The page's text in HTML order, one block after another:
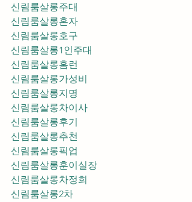
신림룸살롱주대
신림룸살롱혼자
신림룸살롱호구
신림룸살롱1인주대
신림룸살롱홈런
신림룸살롱가성비
신림룸살롱지명
신림룸살롱차이사
신림룸살롱후기
신림룸살롱추천
신림룸살롱훈이실장
신림룸살롱차정희
신림룸살롱2차